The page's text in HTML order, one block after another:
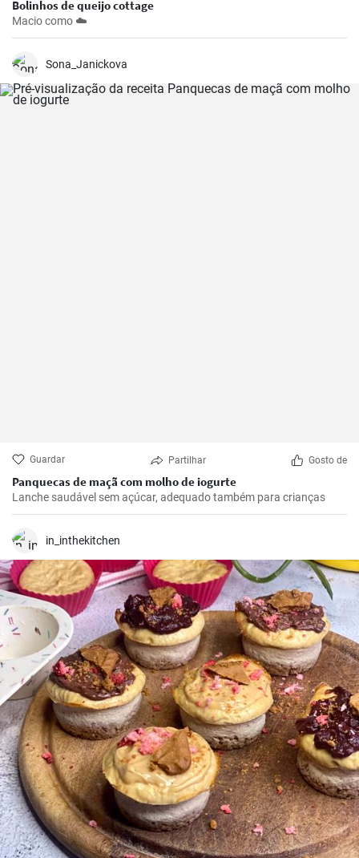
Bolinhos de queijo cottage
Macio como ☁️
Sona_Janickova
Guardar Partilhar Gosto de
Panquecas de maçã com molho de iogurte
Lanche saudável sem açúcar, adequado também para crianças
in_inthekitchen